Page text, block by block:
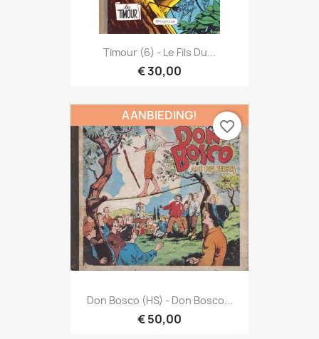
Timour (6) - Le Fils Du...
€ 30,00
Don Bosco (HS) - Don Bosco...
€ 50,00
AANBIEDING!
favorite_border